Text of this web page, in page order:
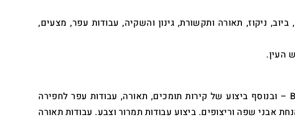
ניקוז, תאורה ותקשורת, גינון והשקיה, עבודות עפר, מצעים,
העין.
עבודות כבישים ומדרכות שלב ג' בשטח מתחם B – ובנוסף ביצוע של קירות תומכים, תאורה, עבודות עפר לחפירה
שפה וריצופים. ביצוע עבודות תמרור וצבע. עבודות תאורה